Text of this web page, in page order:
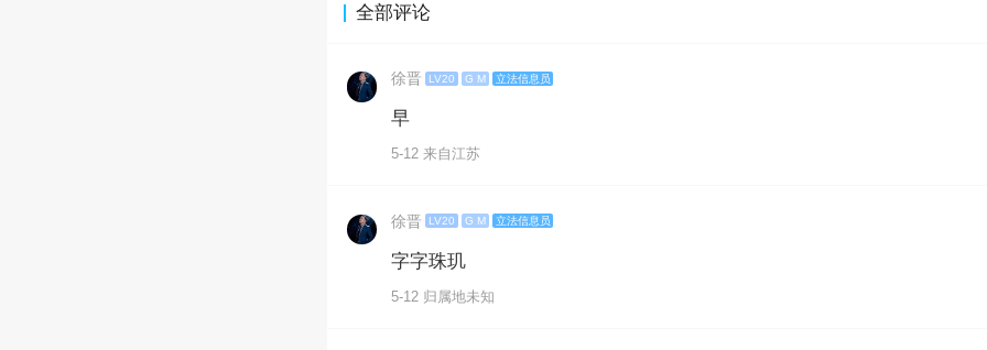
全部评论
徐晋 LV20 G M 立法信息员
早
5-12 来自江苏
徐晋 LV20 G M 立法信息员
字字珠玑
5-12 归属地未知